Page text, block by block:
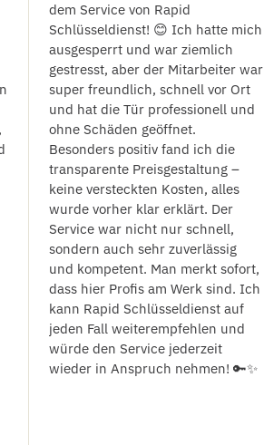
dem Service von Rapid
Schlüsseldienst! 😊 Ich hatte mich
ausgesperrt und war ziemlich
gestresst, aber der Mitarbeiter war
super freundlich, schnell vor Ort
und hat die Tür professionell und
ohne Schäden geöffnet.
Besonders positiv fand ich die
transparente Preisgestaltung –
keine versteckten Kosten, alles
wurde vorher klar erklärt. Der
Service war nicht nur schnell,
sondern auch sehr zuverlässig
und kompetent. Man merkt sofort,
dass hier Profis am Werk sind. Ich
kann Rapid Schlüsseldienst auf
jeden Fall weiterempfehlen und
würde den Service jederzeit
wieder in Anspruch nehmen! 🔑✨